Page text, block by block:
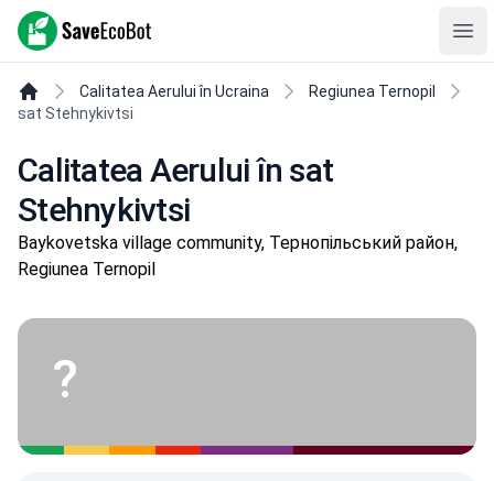
SaveEcoBot
Calitatea Aerului în Ucraina
Regiunea Ternopil
sat Stehnykivtsi
Calitatea Aerului în sat
Stehnykivtsi
Baykovetska village community, Тернопільський район,
Regiunea Ternopil
?